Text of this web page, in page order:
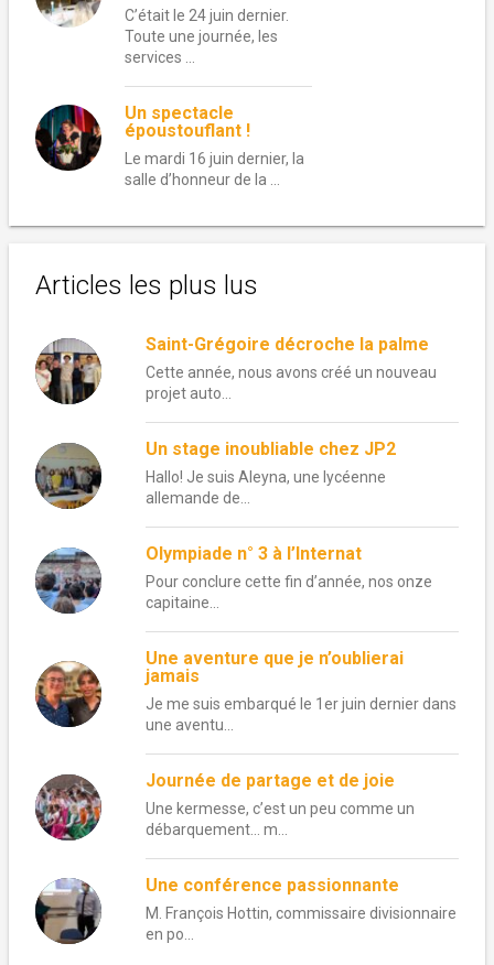
C’était le 24 juin dernier.
Toute une journée, les
services …
Un spectacle
époustouflant !
Le mardi 16 juin dernier, la
salle d’honneur de la …
Articles les plus lus
Saint-Grégoire décroche la palme
Cette année, nous avons créé un nouveau
projet auto...
Un stage inoubliable chez JP2
Hallo! Je suis Aleyna, une lycéenne
allemande de...
Olympiade n° 3 à l’Internat
Pour conclure cette fin d’année, nos onze
capitaine...
Une aventure que je n’oublierai
jamais
Je me suis embarqué le 1er juin dernier dans
une aventu...
Journée de partage et de joie
Une kermesse, c’est un peu comme un
débarquement… m...
Une conférence passionnante
M. François Hottin, commissaire divisionnaire
en po...